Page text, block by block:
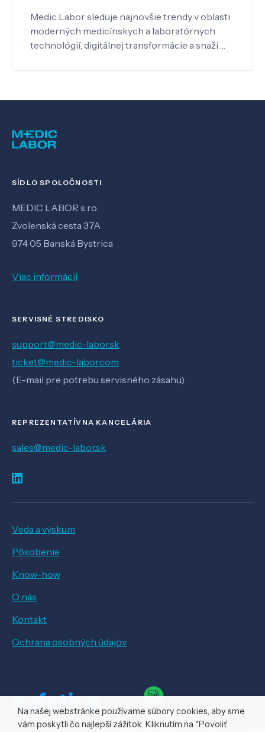
Medic Labor sleduje najnovšie trendy v oblasti
moderných medicínskych a laboratórnych
technológií, digitálnej transformácie a snaží …
SÍDLO SPOLOČNOSTI
MEDIC LABOR s.r.o.
Zvolenská cesta 37A
974 05 Banská Bystrica
Viac informácií
SERVISNÉ STREDISKO
support@medic-labor.sk
ticket@medic-labor.com
(E-mail pre potrebu servisného zásahu)
REPREZENTATÍVNA KANCELÁRIA
sales@medic-labor.sk
Veda a výskum
Pôsobenie
Know-how
O nás
Kontakt
Ochrana osobných údajov
Na našej webstránke používame súbory cookies, aby sme
vám poskytli čo najlepší zážitok. Kliknutím na "Povoliť